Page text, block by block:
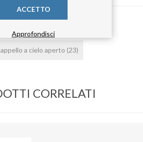
a cielo aperto (23)
CORRELATI
ACCETTO
Approfondisci